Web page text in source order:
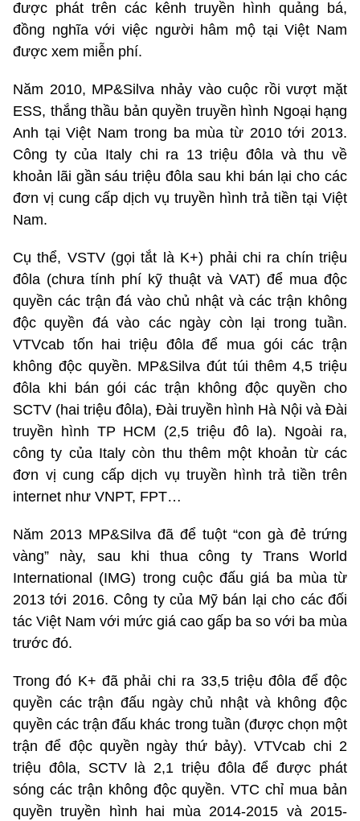
được phát trên các kênh truyền hình quảng bá,
đồng nghĩa với việc người hâm mộ tại Việt Nam
được xem miễn phí.
Năm 2010, MP&Silva nhảy vào cuộc rồi vượt mặt
ESS, thắng thầu bản quyền truyền hình Ngoại hạng
Anh tại Việt Nam trong ba mùa từ 2010 tới 2013.
Công ty của Italy chi ra 13 triệu đôla và thu về
khoản lãi gần sáu triệu đôla sau khi bán lại cho các
đơn vị cung cấp dịch vụ truyền hình trả tiền tại Việt
Nam.
Cụ thể, VSTV (gọi tắt là K+) phải chi ra chín triệu
đôla (chưa tính phí kỹ thuật và VAT) để mua độc
quyền các trận đá vào chủ nhật và các trận không
độc quyền đá vào các ngày còn lại trong tuần.
VTVcab tốn hai triệu đôla để mua gói các trận
không độc quyền. MP&Silva đút túi thêm 4,5 triệu
đôla khi bán gói các trận không độc quyền cho
SCTV (hai triệu đôla), Đài truyền hình Hà Nội và Đài
truyền hình TP HCM (2,5 triệu đô la). Ngoài ra,
công ty của Italy còn thu thêm một khoản từ các
đơn vị cung cấp dịch vụ truyền hình trả tiền trên
internet như VNPT, FPT…
Năm 2013 MP&Silva đã để tuột “con gà đẻ trứng
vàng” này, sau khi thua công ty Trans World
International (IMG) trong cuộc đấu giá ba mùa từ
2013 tới 2016. Công ty của Mỹ bán lại cho các đối
tác Việt Nam với mức giá cao gấp ba so với ba mùa
trước đó.
Trong đó K+ đã phải chi ra 33,5 triệu đôla để độc
quyền các trận đấu ngày chủ nhật và không độc
quyền các trận đấu khác trong tuần (được chọn một
trận để độc quyền ngày thứ bảy). VTVcab chi 2
triệu đôla, SCTV là 2,1 triệu đôla để được phát
sóng các trận không độc quyền. VTC chỉ mua bản
quyền truyền hình hai mùa 2014-2015 và 2015-